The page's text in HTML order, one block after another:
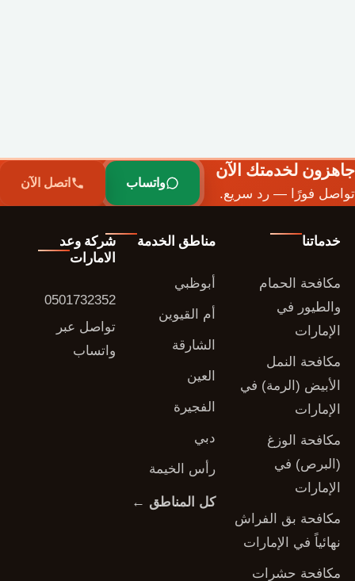
جاهزون لخدمتك الآن
تواصل فورًا — رد سريع.
واتساب اتصل الآن
خدماتنا
مكافحة الحمام
والطيور في
الإمارات
مكافحة النمل
الأبيض (الرمة) في
الإمارات
مكافحة الوزغ
(البرص) في
الإمارات
مكافحة بق الفراش
نهائياً في الإمارات
مكافحة حشرات
مناطق الخدمة
أبوظبي
أم القيوين
الشارقة
العين
الفجيرة
دبي
رأس الخيمة
كل المناطق ←
شركة وعد
الامارات
0501732352
تواصل عبر
واتساب